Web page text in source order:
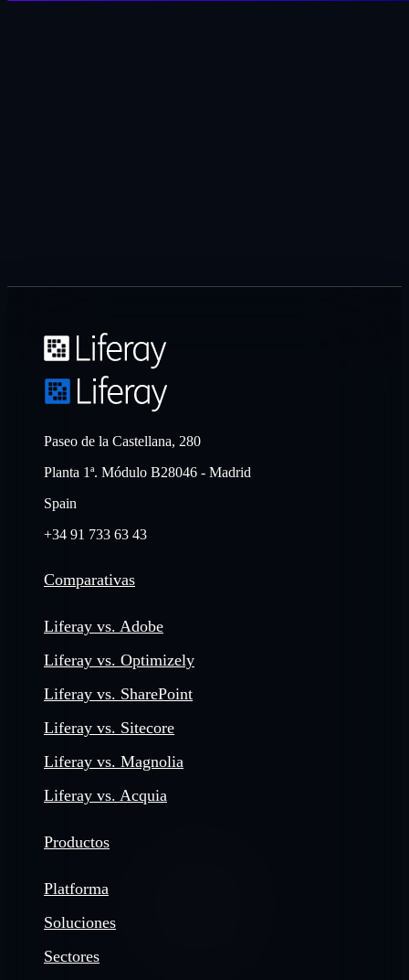
Paseo de la Castellana, 280
Planta 1ª. Módulo B28046 - Madrid
Spain
+34 91 733 63 43
Comparativas
Liferay vs. Adobe
Liferay vs. Optimizely
Liferay vs. SharePoint
Liferay vs. Sitecore
Liferay vs. Magnolia
Liferay vs. Acquia
Productos
Platforma
Soluciones
Sectores